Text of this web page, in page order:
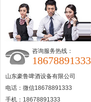
咨询服务热线：
18678891333
山东豪鲁啤酒设备有限公司
电话：微信18678891333
手机：18678891333